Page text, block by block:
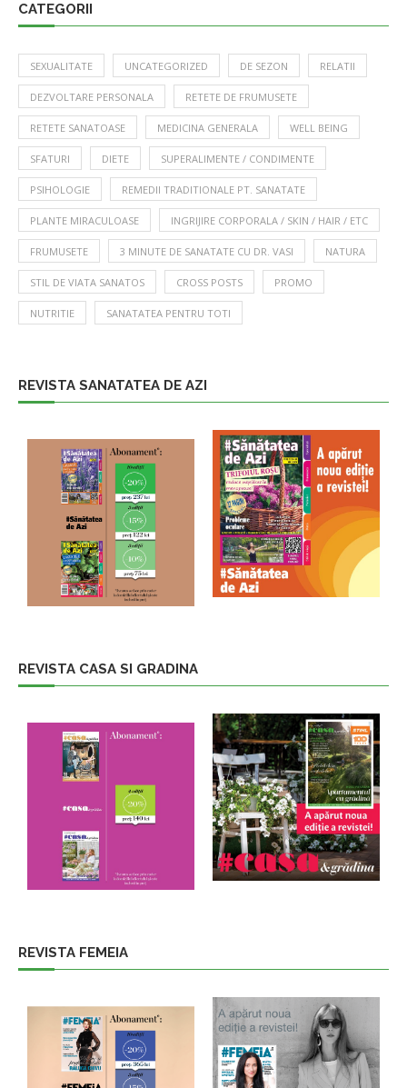
CATEGORII
SEXUALITATE UNCATEGORIZED DE SEZON RELATII
DEZVOLTARE PERSONALA RETETE DE FRUMUSETE
RETETE SANATOASE MEDICINA GENERALA WELL BEING
SFATURI DIETE SUPERALIMENTE / CONDIMENTE
PSIHOLOGIE REMEDII TRADITIONALE PT. SANATATE
PLANTE MIRACULOASE INGRIJIRE CORPORALA / SKIN / HAIR / ETC
FRUMUSETE 3 MINUTE DE SANATATE CU DR. VASI NATURA
STIL DE VIATA SANATOS CROSS POSTS PROMO
NUTRITIE SANATATEA PENTRU TOTI
REVISTA SANATATEA DE AZI
REVISTA CASA SI GRADINA
REVISTA FEMEIA